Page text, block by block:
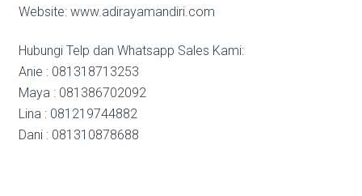
Website: www.adirayamandiri.com
Hubungi Telp dan Whatsapp Sales Kami:
Anie : 081318713253
Maya : 081386702092
Lina : 081219744882
Dani : 081310878688